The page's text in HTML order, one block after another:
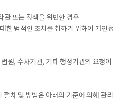
관 또는 정책을 위반한 경우
한 법적인 조치를 취하기 위하여 개인
원, 수사기관, 기타 행정기관의 요청
차 및 방법은 아래의 기준에 의해 관